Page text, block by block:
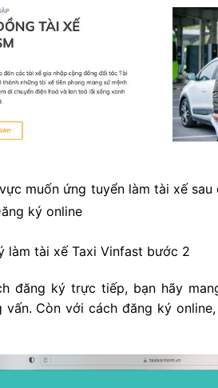
muốn ứng tuyển làm tài xế
ký online
đăng ký trực tiếp, bạn hãy
vấn. Còn với cách đăng ký